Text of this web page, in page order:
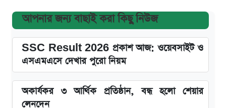
আপনার জন্য বাছাই করা কিছু নিউজ
SSC Result 2026 প্রকাশ আজ: ওয়েবসাইট ও
এসএমএসে দেখার পুরো নিয়ম
অকার্যকর ৩ আর্থিক প্রতিষ্ঠান, বন্ধ হলো শেয়ার
লেনদেন